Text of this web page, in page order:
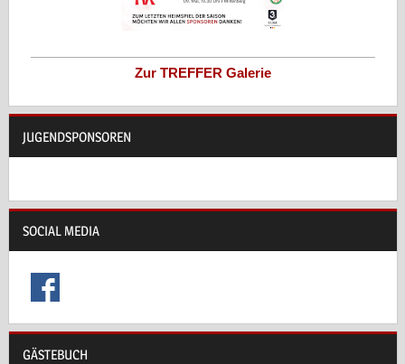
Zur TREFFER Galerie
JUGENDSPONSOREN
SOCIAL MEDIA
GÄSTEBUCH